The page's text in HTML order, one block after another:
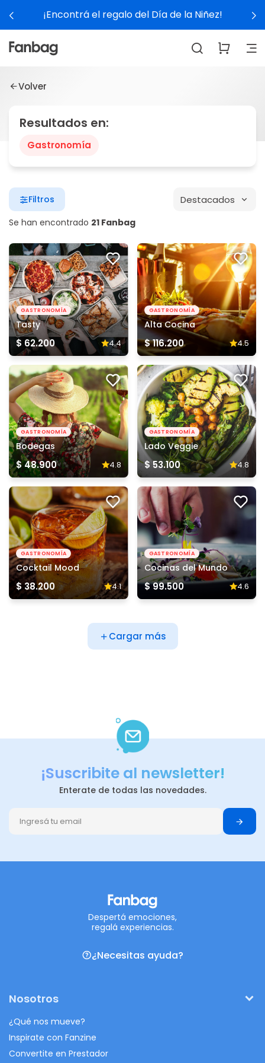
¡Encontrá el regalo del Día de la Niñez!
Volver
Resultados en:
Gastronomía
Se han encontrado 21 Fanbag
Filtros Destacados
GASTRONOMÍA
Tasty
$ 62.200 4.4
GASTRONOMÍA
Alta Cocina
$ 116.200 4.5
GASTRONOMÍA
Bodegas
$ 48.900 4.8
GASTRONOMÍA
Lado Veggie
$ 53.100 4.8
GASTRONOMÍA
Cocktail Mood
$ 38.200 4.1
GASTRONOMÍA
Cocinas del Mundo
$ 99.500 4.6
Cargar más
¡Suscribite al newsletter!
Enterate de todas las novedades.
Despertá emociones,
regalá experiencias.
¿Necesitas ayuda?
Nosotros
¿Qué nos mueve?
Inspirate con Fanzine
Convertite en Prestador